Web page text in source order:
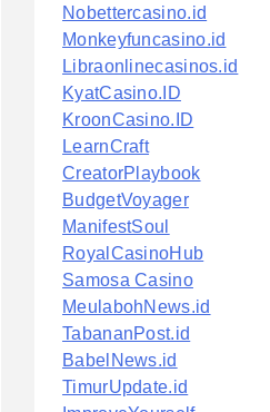
Nobettercasino.id
Monkeyfuncasino.id
Libraonlinecasinos.id
KyatCasino.ID
KroonCasino.ID
LearnCraft
CreatorPlaybook
BudgetVoyager
ManifestSoul
RoyalCasinoHub
Samosa Casino
MeulabohNews.id
TabananPost.id
BabelNews.id
TimurUpdate.id